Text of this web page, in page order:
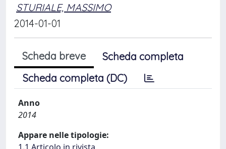
STURIALE, MASSIMO
2014-01-01
Scheda breve
Scheda completa
Scheda completa (DC)
Anno
2014
Appare nelle tipologie: